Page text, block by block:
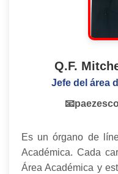
Q.F.
Jefe del área
Es un órgano de
Académica. Cada
Área Académica y